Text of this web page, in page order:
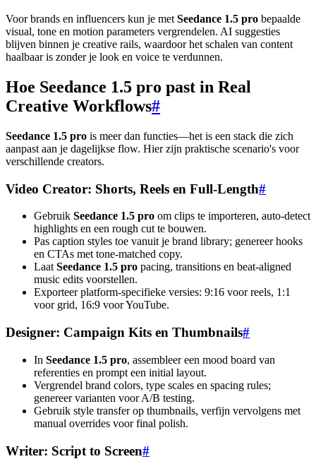
Voor brands en influencers kun je met Seedance 1.5 pro bepaalde
visual, tone en motion parameters vergrendelen. AI suggesties
blijven binnen je creative rails, waardoor het schalen van content
haalbaar is zonder je look en voice te verdunnen.
Hoe Seedance 1.5 pro past in Real
Creative Workflows#
Seedance 1.5 pro is meer dan functies—het is een stack die zich
aanpast aan je dagelijkse flow. Hier zijn praktische scenario's voor
verschillende creators.
Video Creator: Shorts, Reels en Full-Length#
Gebruik Seedance 1.5 pro om clips te importeren, auto-detect
highlights en een rough cut te bouwen.
Pas caption styles toe vanuit je brand library; genereer hooks
en CTAs met tone-matched copy.
LaatSeedance 1.5 pro pacing, transitions en beat-aligned
music edits voorstellen.
Exporteer platform-specifieke versies: 9:16 voor reels, 1:1
voor grid, 16:9 voor YouTube.
Designer: Campaign Kits en Thumbnails#
In Seedance 1.5 pro, assembleer een mood board van
referenties en prompt een initial layout.
Vergrendel brand colors, type scales en spacing rules;
genereer varianten voor A/B testing.
Gebruik style transfer op thumbnails, verfijn vervolgens met
manual overrides voor final polish.
Writer: Script to Screen#